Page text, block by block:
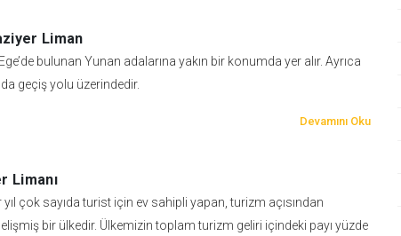
Liman
bulunan Yunan adalarına yakın bir konumda yer alır. Ayrıca
geçiş yolu üzerindedir.
Devamını Oku
Limanı
yıl çok sayıda turist için ev sahipli yapan, turizm açısından
bir ülkedir. Ülkemizin toplam turizm geliri içindeki payı yüzde